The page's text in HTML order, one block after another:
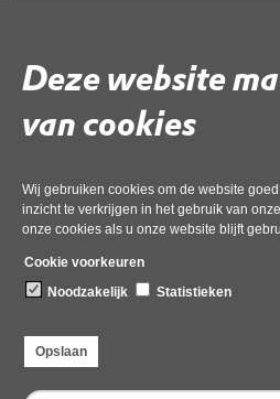
Deze website
van cookies
Wij gebruiken cookies om de website
inzicht te verkrijgen in het gebruik van
onze cookies als u onze website blijft
Cookie voorkeuren
Noodzakelijk
Statistieken
Opslaan